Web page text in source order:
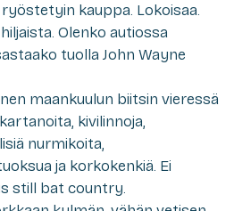
kauppa. Lokoisaa.
Olenko autiossa
tuolla John Wayne
maankuulun biitsin vieressä
kivilinnoja,
nurmikoita,
ja korkokenkiä. Ei
still bat country.